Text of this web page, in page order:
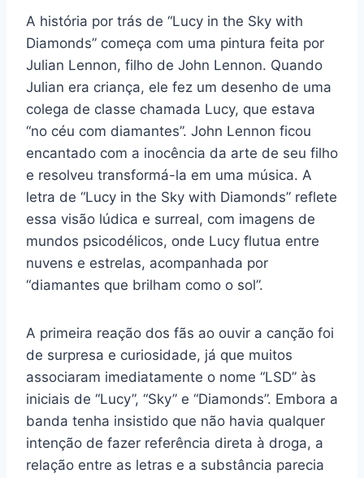
A história por trás de “Lucy in the Sky with
Diamonds” começa com uma pintura feita por
Julian Lennon, filho de John Lennon. Quando
Julian era criança, ele fez um desenho de uma
colega de classe chamada Lucy, que estava
“no céu com diamantes”. John Lennon ficou
encantado com a inocência da arte de seu filho
e resolveu transformá-la em uma música. A
letra de “Lucy in the Sky with Diamonds” reflete
essa visão lúdica e surreal, com imagens de
mundos psicodélicos, onde Lucy flutua entre
nuvens e estrelas, acompanhada por
“diamantes que brilham como o sol”.
A primeira reação dos fãs ao ouvir a canção foi
de surpresa e curiosidade, já que muitos
associaram imediatamente o nome “LSD” às
iniciais de “Lucy”, “Sky” e “Diamonds”. Embora a
banda tenha insistido que não havia qualquer
intenção de fazer referência direta à droga, a
relação entre as letras e a substância parecia